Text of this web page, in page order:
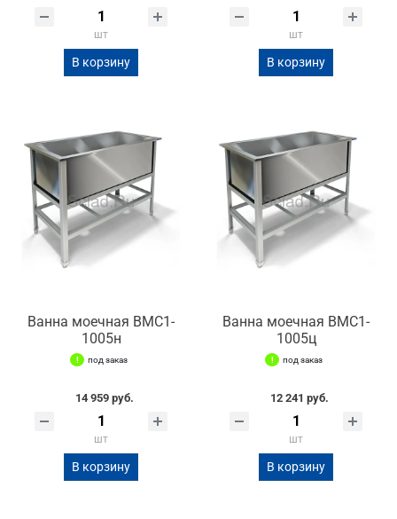
шт
В корзину
шт
В корзину
Ванна моечная ВМС1-
1005н
под заказ
14 959 руб.
шт
В корзину
Ванна моечная ВМС1-
1005ц
под заказ
12 241 руб.
шт
В корзину